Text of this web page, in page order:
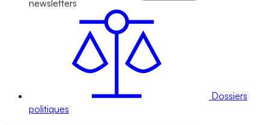
newsletters
Dossiers
politiques